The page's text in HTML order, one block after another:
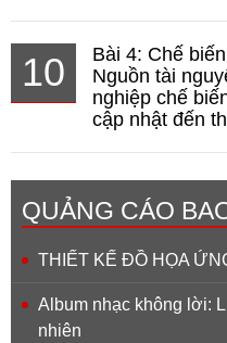
10
Bài 4: Chế
Nguồn tài
nghiệp chế
cập nhật đến
QUẢNG CÁO
THIẾT KẾ ĐỒ HỌA
Album nhạc không lời:
nhiên